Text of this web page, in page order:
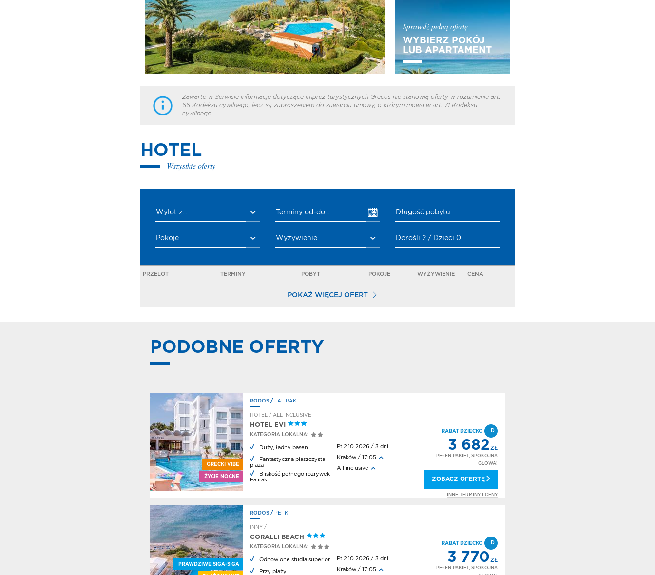
Sprawdź pełną ofertę
WYBIERZ POKÓJ
LUB APARTAMENT
Zawarte w Serwisie informacje dotyczące imprez turystycznych Grecos nie stanowią oferty w rozumieniu art.
66 Kodeksu cywilnego, lecz są zaproszeniem do zawarcia umowy, o którym mowa w art. 71 Kodeksu
cywilnego.
HOTEL
Wszystkie oferty
Wylot z... Terminy od-do... Długość pobytu
Pokoje Wyżywienie Dorośli 2 / Dzieci 0
PRZELOT TERMINY POBYT POKOJE WYŻYWIENIE CENA
POKAŻ WIĘCEJ OFERT
PODOBNE OFERTY
GRECKI VIBE
ŻYCIE NOCNE
RODOS / FALIRAKI
HOTEL / ALL INCLUSIVE
HOTEL EVI
KATEGORIA LOKALNA:
Duży, ładny basen
Fantastyczna piaszczysta
plaża
Bliskość pełnego rozrywek
Faliraki
Pt 2.10.2026 / 3 dni
Kraków / 17:05
All inclusive
RABAT DZIECKO D
3 682 ZŁ
PEŁEN PAKIET, SPOKOJNA
GŁOWA!
ZOBACZ OFERTĘ
INNE TERMINY I CENY
PRAWDZIWE SIGA-SIGA
RODOS / PEFKI
INNY /
CORALLI BEACH
KATEGORIA LOKALNA:
Odnowione studia superior
Przy plaży
Pt 2.10.2026 / 3 dni
Kraków / 17:05
RABAT DZIECKO D
3 770ZŁ
PEŁEN PAKIET, SPOKOJNA